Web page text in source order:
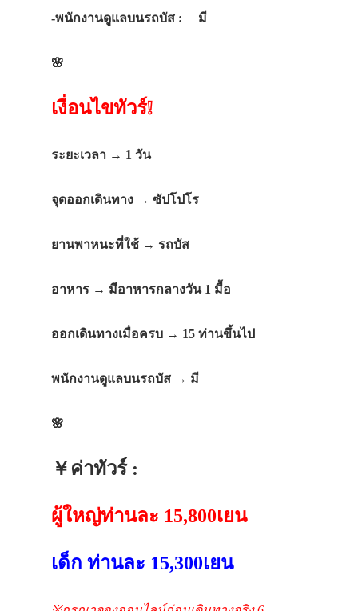
-พนักงานดูแลบนรถบัส : มี
🌸
เงื่อนไขทัวร์❕
ระยะเวลา → 1 วัน
จุดออกเดินทาง → ซัปโปโร
ยานพาหนะที่ใช้ → รถบัส
อาหาร → มีอาหารกลางวัน1 มื้อ
ออกเดินทางเมื่อครบ → 15 ท่านขึ้นไป
พนักงานดูแลบนรถบัส → มี
🌸
￥ ค่าทัวร์:
ผู้ใหญ่ท่านละ 15,800เยน
เด็ก ท่านละ 15,300เยน